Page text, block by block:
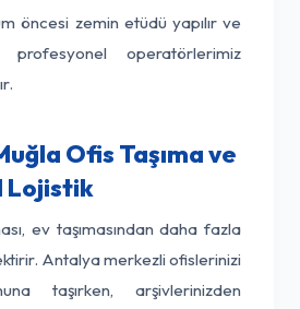
öncesi zemin etüdü yapılır ve
operatörlerimiz
Ofis Taşıma ve
Lojistik
ev taşımasından daha fazla
Antalya merkezli ofislerinizi
taşırken, arşivlerinizden